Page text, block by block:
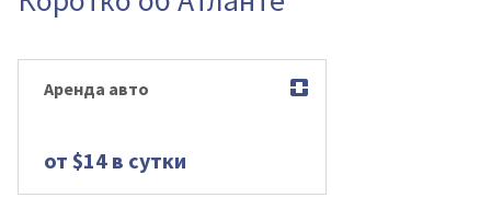
Аренда авто
от $14 в сутки